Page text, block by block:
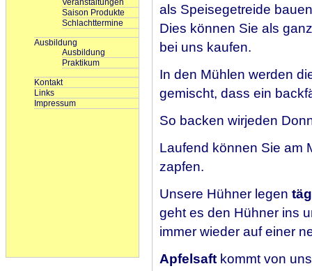
Veranstaltungen
Saison Produkte
Schlachttermine
Ausbildung
Ausbildung
Praktikum
Kontakt
Links
Impressum
als Speisegetreide
Dies können Sie als
bei uns kaufen.
In den Mühlen werden
gemischt, dass ein
So backen wirjeden
Laufend können Sie am
zapfen.
Unsere Hühner legen
geht es den Hühner ins
immer wieder auf einer
Apfelsaft kommt von